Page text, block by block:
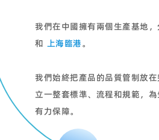
我們在中國擁有兩個生產基地
和 上海臨港。
我們始終把產品的品質管制放
立一整套標準、流程和規範，
有力保障。